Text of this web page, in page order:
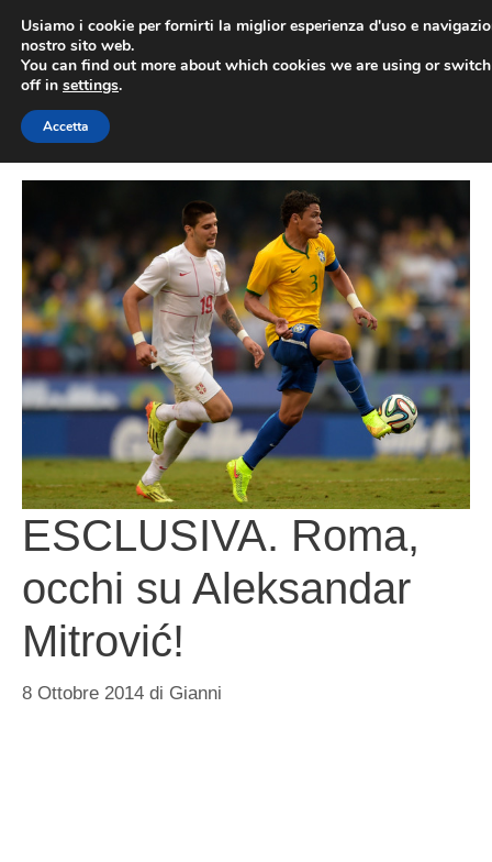
contenuto
ESCLUSIVA. Roma,
occhi su Aleksandar
Mitrović!
8 Ottobre 2014 di Gianni
Usiamo i cookie per fornirti la miglior esperienza d'uso e
nostro sito web.
You can find out more about which cookies we are using or
off in settings.
Accetta